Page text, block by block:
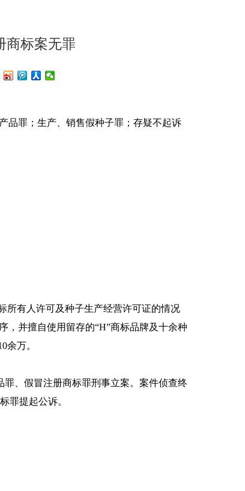
商标案无罪
品罪；生产、销售假种子罪；存疑不起诉
所有人许可及种子生产经营许可证的情况
，并擅自使用留存的“H”商标品牌及十余种
余万。
、假冒注册商标罪刑事立案。案件侦查终
罪提起公诉。